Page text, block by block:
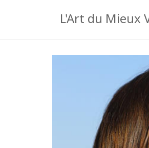
L'Art du Mieux